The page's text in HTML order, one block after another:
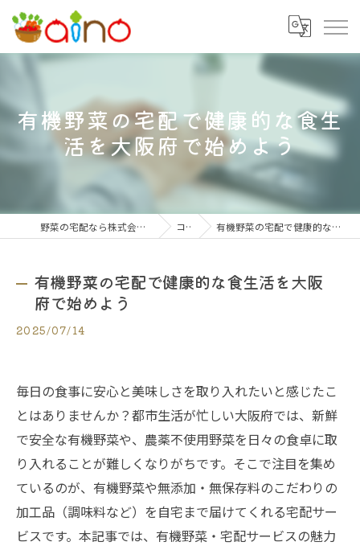
有機野菜の宅配で健康的な食生
活を大阪府で始めよう
野菜の宅配なら株式会社大阪愛農食品センター コラム 有機野菜の宅配で健康的な食生活を大阪府で始めよう
有機野菜の宅配で健康的な食生活を大阪
府で始めよう
2025/07/14
毎日の食事に安心と美味しさを取り入れたいと感じたこ
とはありませんか？都市生活が忙しい大阪府では、新鮮
で安全な有機野菜や、農薬不使用野菜を日々の食卓に取
り入れることが難しくなりがちです。そこで注目を集め
ているのが、有機野菜や無添加・無保存料のこだわりの
加工品（調味料など）を自宅まで届けてくれる宅配サー
ビスです。本記事では、有機野菜・宅配サービスの魅力